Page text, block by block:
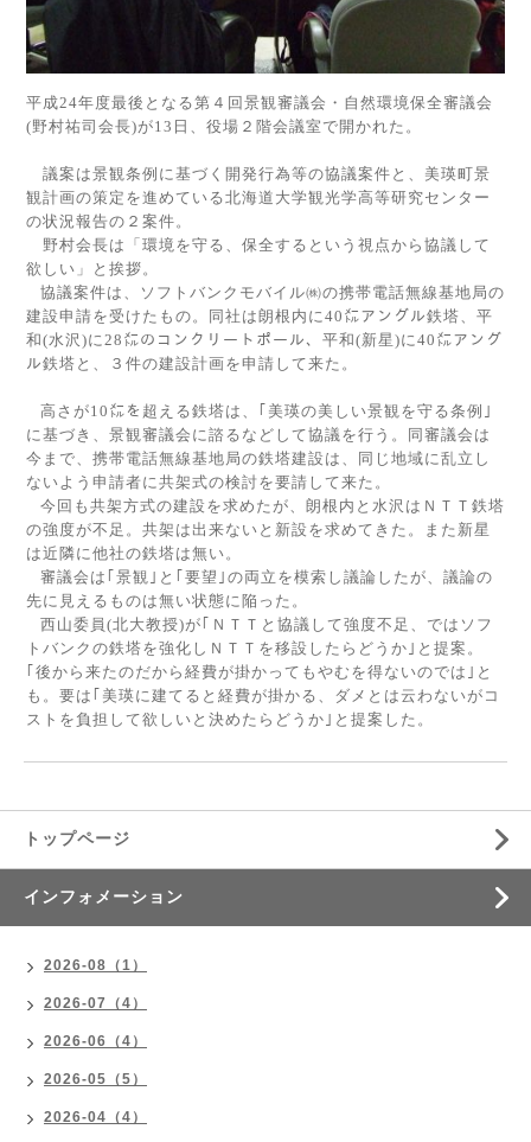
平成24年度最後となる第４回景観審議会・自然環境保全審議会
(野村祐司会長)が13 日、役場２階会議室で開かれた。
議案は景観条例に基づく開発行為等の協議案件と、美瑛町景
観計画の策定を進めている北海道大学観光学高等研究センター
の状況報告の２案件。
野村会長は「環境を守る、保全するという視点から協議して
欲しい」と挨拶。
協議案件は、ソフトバンクモバイル㈱の携帯電話無線基地局の
建設申請を受けたもの。同社は朗根内に40 ㍍アングル鉄塔、平
和(水沢 )に28 ㍍のコンクリートポール、平和(新星)に40 ㍍アング
ル鉄塔と、３件の建設計画を申請して来た。
高さが10 ㍍を超える鉄塔は、｢美瑛の美しい景観を守る条例｣
に基づき、景観審議会に諮るなどして協議を行う。同審議会は
今まで、携帯電話無線基地局の鉄塔建設は、同じ地域に乱立し
ないよう申請者に共架式の検討を要請して来た。
今回も共架方式の建設を求めたが、朗根内と水沢はＮＴＴ鉄塔
の強度が不足。共架は出来ないと新設を求めてきた。また新星
は近隣に他社の鉄塔は無い。
審議会は｢景観｣と｢要望｣の両立を模索し議論したが、議論の
先に見えるものは無い状態に陥った。
西山委員 (北大教授)が｢ＮＴＴと協議して強度不足、ではソフ
トバンクの鉄塔を強化しＮＴＴを移設したらどうか｣と提案。
｢後から来たのだから経費が掛かってもやむを得ないのでは｣と
も。要は｢美瑛に建てると経費が掛かる、ダメとは云わないがコ
ストを負担して欲しいと決めたらどうか｣と提案した。
トップページ
インフォメーション
2026-08（1）
2026-07（4）
2026-06（4）
2026-05（5）
2026-04（4）